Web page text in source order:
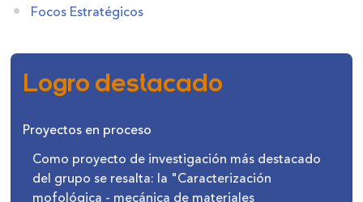
Focos Estratégicos
Logro destacado
Proyectos en proceso
Como proyecto de investigación más destacado
del grupo se resalta: la "Caracterización
mofológica - mecánica de materiales